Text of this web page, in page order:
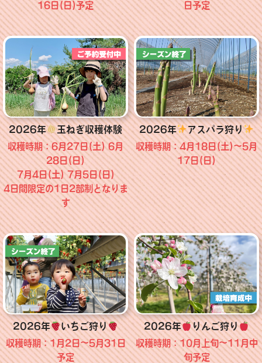
16日(日)予定
日予定
2026年
玉ねぎ収穫体験
収穫時期：6月27日(土) 6月
28日(日)
7月4日(土) 7月5日(日)
4日間限定の1日2部制となりま
す
2026年
アスパラ狩り
収穫時期：4月18日(土)～5月
17日(日)
2026年
いちご狩り
収穫時期：1月2日～5月31日
予定
2026年
りんご狩り
収穫時期：10月上旬～11月中
旬予定